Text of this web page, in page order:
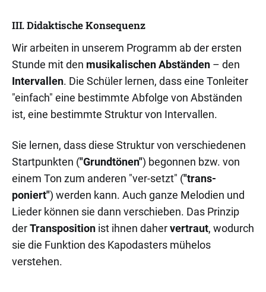
III. Didaktische Konsequenz
Wir arbeiten in unserem Programm ab der ersten
Stunde mit den musikalischen Abständen – den
Intervallen. Die Schüler lernen, dass eine Tonleiter
"einfach" eine bestimmte Abfolge von Abständen
ist, eine bestimmte Struktur von Intervallen.
Sie lernen, dass diese Struktur von verschiedenen
Startpunkten ("Grundtönen") begonnen bzw. von
einem Ton zum anderen "ver-setzt" ("trans-
poniert") werden kann. Auch ganze Melodien und
Lieder können sie dann verschieben. Das Prinzip
derTransposition ist ihnen dahervertraut, wodurch
sie die Funktion des Kapodasters mühelos
verstehen.